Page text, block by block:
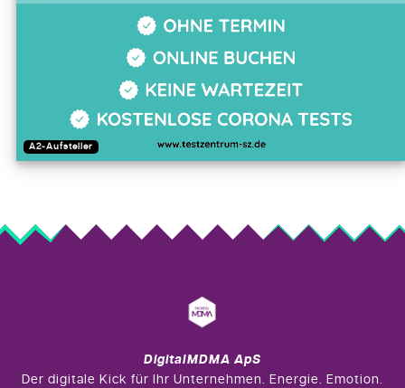
A2-Aufsteller
DigitalMDMA ApS
Der digitale Kick für Ihr Unternehmen. Energie. Emotion.